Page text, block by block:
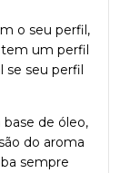
o seu perfil,
tem um perfil
se seu perfil
base de óleo,
do aroma
sempre